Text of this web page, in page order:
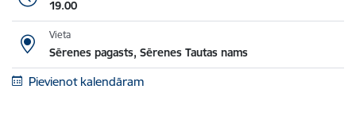
19.00
Vieta
Sērenes pagasts, Sērenes Tautas nams
Pievienot kalendāram